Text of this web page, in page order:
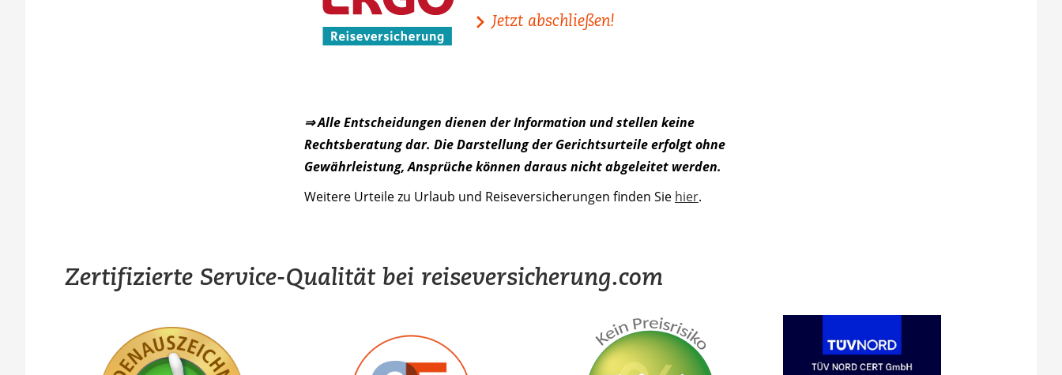
Jetzt abschließen!
⇒ Alle Entscheidungen dienen der Information und stellen keine
Rechtsberatung dar. Die Darstellung der Gerichtsurteile erfolgt ohne
Gewährleistung, Ansprüche können daraus nicht abgeleitet werden.
Weitere Urteile zu Urlaub und Reiseversicherungen finden Sie hier.
Zertifizierte Service-Qualität bei reiseversicherung.com